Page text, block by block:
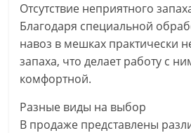
Отсутствие неприятного
Благодаря специальной
навоз в мешках практически
запаха, что делает работу с
комфортной.
Разные виды на выбор
В продаже представлены